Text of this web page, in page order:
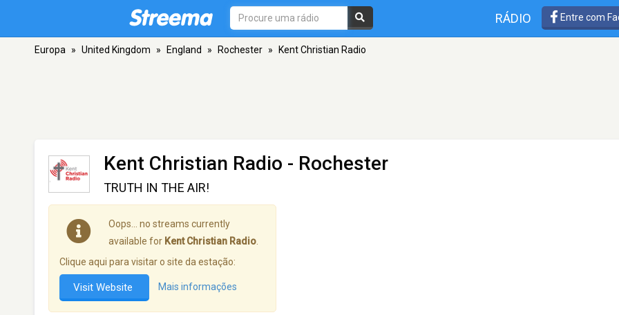
RÁDIO Entre com
Europa » United Kingdom » England » Rochester » Kent Christian Radio
Kent Christian Radio - Rochester
TRUTH IN THE AIR!
Oops… no streams currently
available for Kent Christian Radio
Clique aqui para visitar o site da estação:
Visit Website Mais informações